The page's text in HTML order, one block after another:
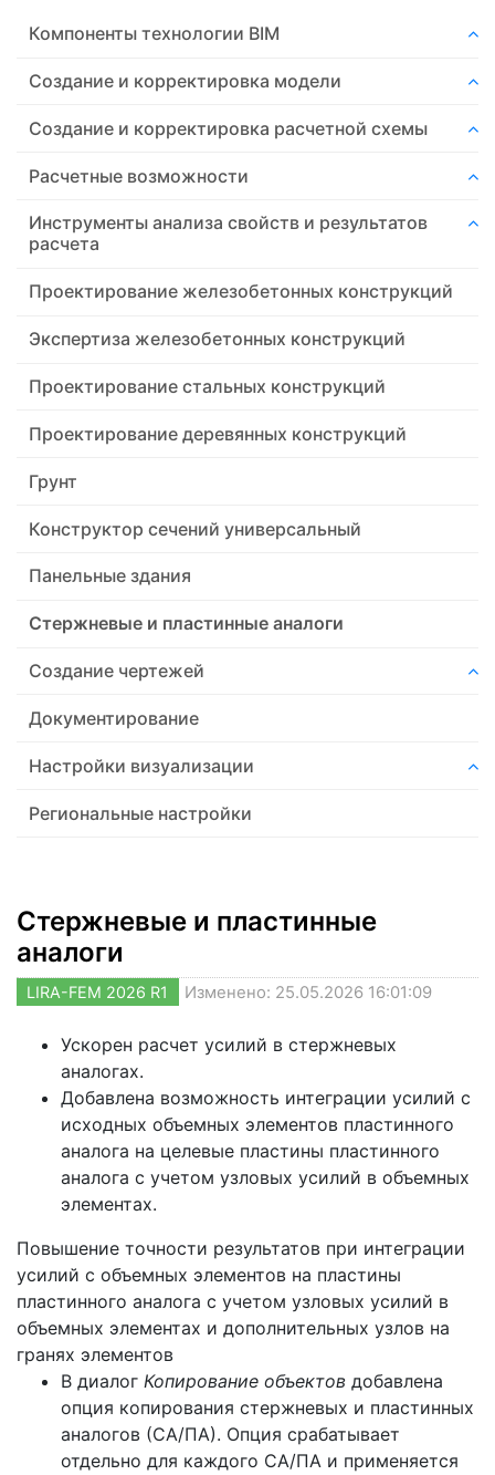
Компоненты технологии ВIM
Создание и корректировка модели
Создание и корректировка расчетной схемы
Расчетные возможности
Инструменты анализа свойств и результатов
расчета
Проектирование железобетонных конструкций
Экспертиза железобетонных конструкций
Проектирование стальных конструкций
Проектирование деревянных конструкций
Грунт
Конструктор сечений универсальный
Панельные здания
Стержневые и пластинные аналоги
Создание чертежей
Документирование
Настройки визуализации
Региональные настройки
Стержневые и пластинные
аналоги
LIRA-FEM 2026 R1 Изменено: 25.05.2026 16:01:09
Ускорен расчет усилий в стержневых
аналогах.
Добавлена возможность интеграции усилий с
исходных объемных элементов пластинного
аналога на целевые пластины пластинного
аналога с учетом узловых усилий в объемных
элементах.
Повышение точности результатов при интеграции
усилий с объемных элементов на пластины
пластинного аналога с учетом узловых усилий в
объемных элементах и дополнительных узлов на
гранях элементов
В диалог Копирование объектов добавлена
опция копирования стержневых и пластинных
аналогов (СА/ПА). Опция срабатывает
отдельно для каждого СА/ПА и применяется